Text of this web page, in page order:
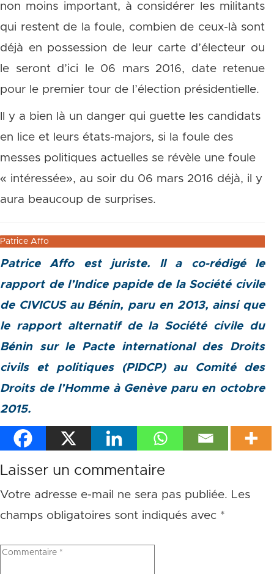
non moins important, à considérer les militants
qui restent de la foule, combien de ceux-là sont
déjà en possession de leur carte d’électeur ou
le seront d’ici le 06 mars 2016, date retenue
pour le premier tour de l’élection présidentielle.
Il y a bien là un danger qui guette les candidats
en lice et leurs états-majors, si la foule des
messes politiques actuelles se révèle une foule
« intéressée», au soir du 06 mars 2016 déjà, il y
aura beaucoup de surprises.
Patrice Affo
Patrice Affo est juriste. Il a co-rédigé le
rapport de l’Indice papide de la Société civile
de CIVICUS au Bénin, paru en 2013, ainsi que
le rapport alternatif de la Société civile du
Bénin sur le Pacte international des Droits
civils et politiques (PIDCP) au Comité des
Droits de l’Homme à Genève paru en octobre
2015.
Laisser un commentaire
Votre adresse e-mail ne sera pas publiée. Les
champs obligatoires sont indiqués avec *